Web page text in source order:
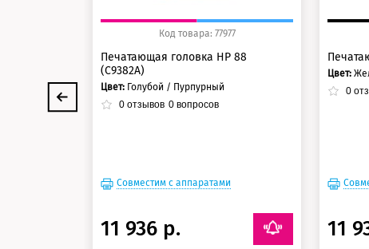
Код товара: 77977
Печатающая головка HP 88
(C9382A)
Цвет: Голубой / Пурпурный
0 отзывов 0 вопросов
Совместим с аппаратами
11 936 р.
Цвет:
0
11